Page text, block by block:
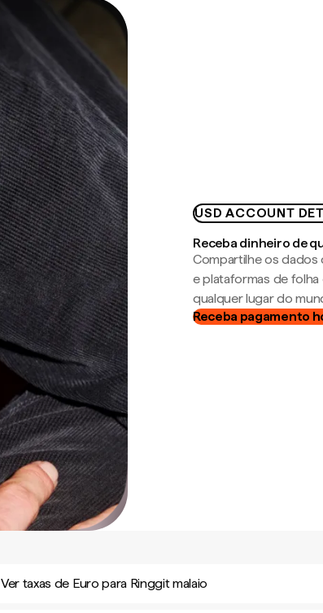
USD ACCOUNT
Receba dinheiro de
Compartilhe os dados
e plataformas de
qualquer lugar do
Receba pagamento
Ver taxas de Euro para Ringgit malaio